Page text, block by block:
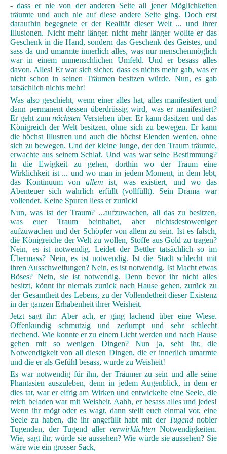
- dass er nie von der anderen Seite all jener Möglichkeiten
träumte und auch nie auf diese andere Seite ging. Doch erst
daraufhin begegnete er der Realität dieser Welt ... und ihrer
Illusionen. Nicht mehr länger. nicht mehr länger wollte er das
Geschenk in die Hand, sondern das Geschenk des Geistes, und
sass da und umarmte innerlich alles, was nur menschenmöglich
war in einem unmenschlichen Umfeld. Und er besass alles
davon. Alles! Er war sich sicher, dass es nichts mehr gab, was er
nicht schon in seinen Träumen besitzen würde. Nun, es gab
tatsächlich nichts mehr!
Was also geschieht, wenn einer alles hat, alles manifestiert und
dann permanent dessen überdrüssig wird, was er manifestiert?
Er geht zumnächstenVerstehen über. Er kann dasitzen und das
Königreich der Welt besitzen, ohne sich zu bewegen. Er kann
die höchst Illustren und auch die höchst Elenden werden, ohne
sich zu bewegen. Und der kleine Junge, der den Traum träumte,
erwachte aus seinem Schlaf. Und was war seine Bestimmung?
In die Ewigkeit zu gehen, dorthin wo der Traum eine
Wirklichkeit ist ... und wo man in jedem Moment, in dem lebt,
das Kontinuum von allemist, was existiert, und wo das
Abenteuer sich wahrlich erfüllt (vollfüllt). Sein Drama war
vollendet. Keine Spuren liess er zurück!
Nun, was ist der Traum? ...aufzuwachen, all das zu besitzen,
was euer Traum beinhaltet, aber nichtsdestoweniger
aufzuwachen und der Schöpfer von allem zu sein. Ist es falsch,
die Königreiche der Welt zu wollen, Stoffe aus Gold zu tragen?
Nein, es ist notwendig. Leidet der Bettler tatsächlich so im
Übermass? Nein, es ist notwendig. Ist die Stadt schlecht mit
ihren Ausschweifungen? Nein, es ist notwendig. Ist Macht etwas
Böses? Nein, sie ist notwendig. Denn bevor ihr nicht alles
besitzt, könnt ihr niemals zurück nach Hause gehen, zurück zu
der Gesamtheit des Lebens, zu der Vollendetheit dieser Existenz
in der ganzen Erhabenheit ihrer Weisheit.
Jetzt sagt ihr: Aber ach, er ging lachend über eine Wiese.
Offenkundig schmutzig und zerlumpt und sehr schlecht
riechend. Wie konnte er zu einem Licht werden und nach Hause
gehen mit so wenigen Dingen? Nun ja, seht ihr, die
Notwendigkeit von all diesen Dingen, die er innerlich umarmte
und die er als Gefühl besass, wurde zu Weisheit!
Es war notwendig für ihn, der Träumer zu sein und alle seine
Phantasien auszuleben, denn in jedem Augenblick, in dem er
dies tat, war er eifrig am Wirken und entwickelte eine Seele, die
reich beladen war mit Weisheit. Aahh, er besass alles und jedes!
Wenn ihr mögt oder es wagt, dann stellt euch einmal vor, eine
Seele zu haben, die ihr angefüllt habt mit der Tugendnobler
Tugenden, der Tugend allerverwirklichtenNotwendigkeiten.
Wie, sagt ihr, würde sie aussehen? Wie würde sie aussehen? Sie
wäre wie ein grosser Sack,